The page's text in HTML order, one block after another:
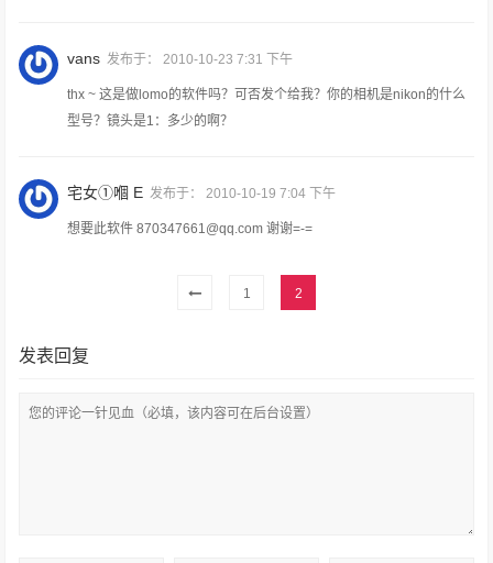
vans 发布于： 2010-10-23 7:31 下午
thx ~ 这是做lomo的软件吗？可否发个给我？你的相机是nikon的什么
型号？镜头是1：多少的啊？
宅女①嗰 E 发布于： 2010-10-19 7:04 下午
想要此软件870347661@qq.com 谢谢=-=
1 2
发表回复